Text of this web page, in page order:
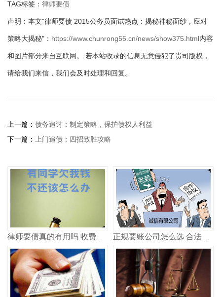
TAG标签： 律师要债
声明：本文"律师要债 2015公务员面试热点：揭秘神秘面纱，应对
策略大揭秘"： https://www.chunrong56.cn/news/show375.html内容
和图片部分来自互联网。 若本站收录的信息无意侵犯了贵司版权，
请给我们来信，我们会及时处理和回复。
上一篇： 债务追讨：制定策略，保护债权人利益
下一篇： 上门追债：四招致胜攻略
律师要债真的有用吗 收费多少 正规要账公司怎么选 合法追债记住这几点